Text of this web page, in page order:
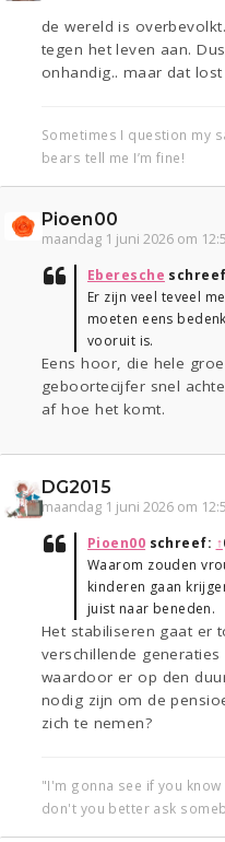
de wereld is
tegen het leven aan.
onhandig.. maar dat
Sometimes I question my
bears tell me I’m fine!
Pioen00
maandag 1 juni 2026 om
Eberesche
Er zijn veel teveel
moeten eens
vooruit is.
Eens hoor, die hele
geboortecijfer snel
af hoe het komt.
DG2015
maandag 1 juni 2026 om
Pioen00 schreef: ↑
Waarom zouden
kinderen gaan
juist naar beneden.
Het stabiliseren gaat er
verschillende
waardoor er op den
nodig zijn om de
zich te nemen?
"I'm gonna see if you
don't you better ask